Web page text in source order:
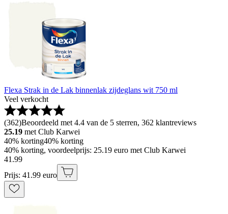
Flexa Strak in de Lak binnenlak zijdeglans wit 750 ml
Veel verkocht
(362)Beoordeeld met 4.4 van de 5 sterren, 362 klantreviews
25.19 met Club Karwei
40% korting40% korting
40% korting, voordeelprijs: 25.19 euro met Club Karwei
41 .99
Prijs: 41.99 euro